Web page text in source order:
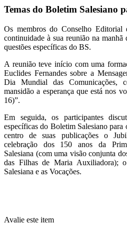
Temas do Boletim Salesiano
Os membros do Conselho Editorial
continuidade à sua reunião na manhã
questões específicas do BS.
A reunião teve início com uma
Euclides Fernandes sobre a
Dia Mundial das Comunicações,
mansidão a esperança que está nos
16)”.
Em seguida, os participantes
específicas do Boletim Salesiano
centro de suas publicações o
celebração dos 150 anos da
Salesiana (com uma visão conjunta
das Filhas de Maria Auxiliadora);
Salesiana e as Vocações.
Avalie este item